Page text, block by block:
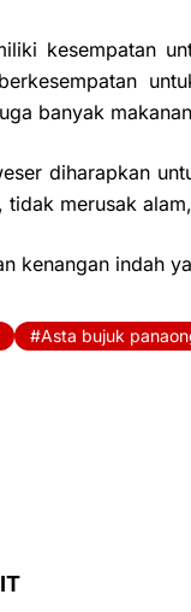
kesempatan
banyak
diharapkan
tidak merusak
kenangan indah
Asta bujuk